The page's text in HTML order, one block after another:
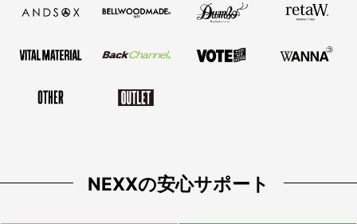
NEXXの安心サポート